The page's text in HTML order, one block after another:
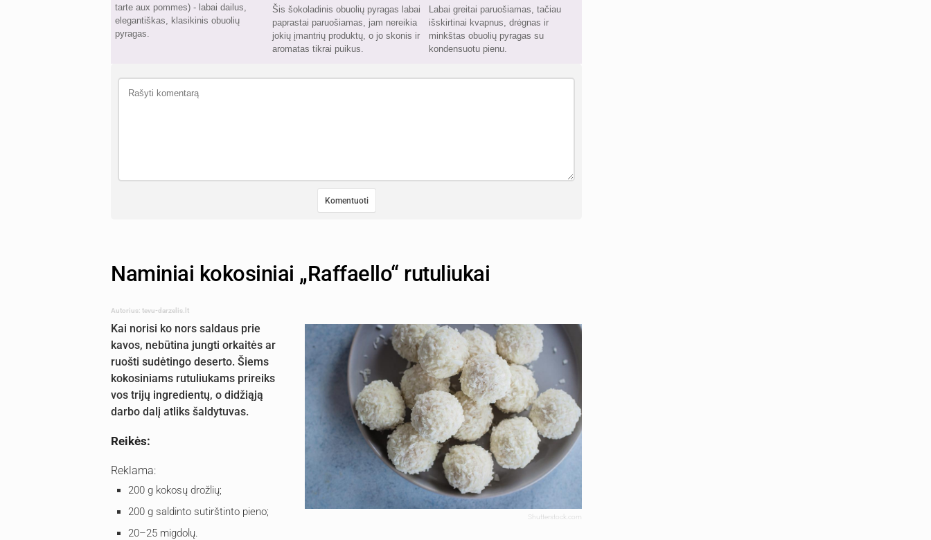
tarte aux pommes) - labai dailus,
elegantiškas, klasikinis obuolių
pyragas.
Šis šokoladinis obuolių pyragas labai
paprastai paruošiamas, jam nereikia
jokių įmantrių produktų, o jo skonis ir
aromatas tikrai puikus.
Labai greitai paruošiamas, tačiau
išskirtinai kvapnus, drėgnas ir
minkštas obuolių pyragas su
kondensuotu pienu.
Naminiai kokosiniai „Raffaello“ rutuliukai
Autorius: tevu-darzelis.lt
Shutterstock.com
Kai norisi ko nors saldaus prie
kavos, nebūtina jungti orkaitės ar
ruošti sudėtingo deserto. Šiems
kokosiniams rutuliukams prireiks
vos trijų ingredientų, o didžiąją
darbo dalį atliks šaldytuvas.
Reikės:
Reklama:
200 g kokosų drožlių;
200 g saldinto sutirštinto pieno;
20–25 migdolų.